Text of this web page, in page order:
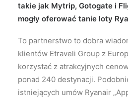
takie jak Mytrip, Gotogate i
mogły oferować tanie loty
To partnerstwo to dobra
klientów Etraveli Group z
korzystać z atrakcyjnych
ponad 240 destynacji.
istniejących umów Ryanair